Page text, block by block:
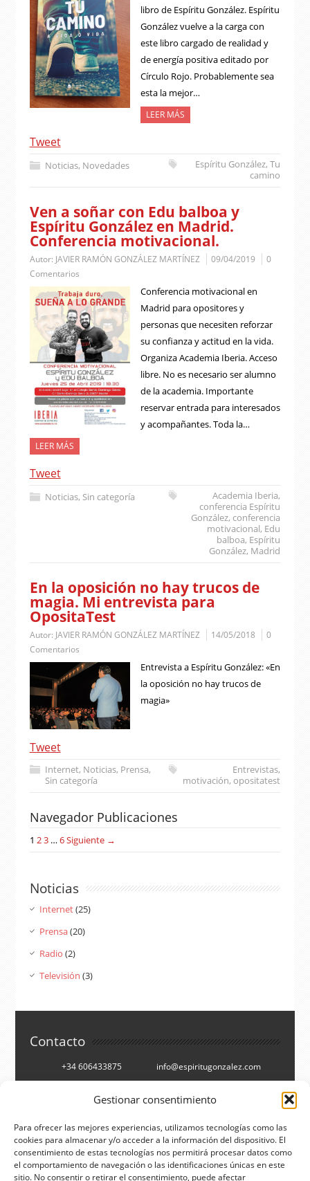
Gestionar consentimiento
Para ofrecer las mejores experiencias, utilizamos tecnologías como las
cookies para almacenar y/o acceder a la información del dispositivo. El
consentimiento de estas tecnologías nos permitirá procesar datos como
el comportamiento de navegación o las identificaciones únicas en este
sitio. No consentir o retirar el consentimiento, puede afectar
libro de Espíritu González. Espíritu
González vuelve a la carga con
este libro cargado de realidad y
de energía positiva editado por
Círculo Rojo. Probablemente sea
esta la mejor…
LEER MÁS
Tweet
Noticias, Novedades Espíritu González,Tu
camino
Ven a soñar con Edu balboa y
Espíritu González en Madrid.
Conferencia motivacional.
Autor: JAVIER RAMÓN GONZÁLEZ MARTÍNEZ 09/04/2019
0
Comentarios
Conferencia motivacional en
Madrid para opositores y
personas que necesiten reforzar
su confianza y actitud en la vida.
Organiza Academia Iberia. Acceso
libre. No es necesario ser alumno
de la academia. Importante
reservar entrada para interesados
y acompañantes. Toda la…
LEER MÁS
Tweet
Noticias, Sin categoría Academia Iberia,
conferencia Espíritu
González,conferencia
motivacional, Edu
balboa, Espíritu
González, Madrid
En la oposición no hay trucos de
magia. Mi entrevista para
OpositaTest
Autor: JAVIER RAMÓN GONZÁLEZ MARTÍNEZ 14/05/2018
0
Comentarios
Entrevista a Espíritu González: «En
la oposición no hay trucos de
magia»
Tweet
Internet, Noticias, Prensa,
Sin categoría
Entrevistas,
motivación,opositatest
Navegador Publicaciones
1 23 …6Siguiente →
Noticias
Internet(25)
Prensa(20)
Radio (2)
Televisión (3)
Contacto
+34 606433875 info@espiritugonzalez.com
Cartagena, España
Síguenos en
Facebook
Twitter
You Tube
RSS